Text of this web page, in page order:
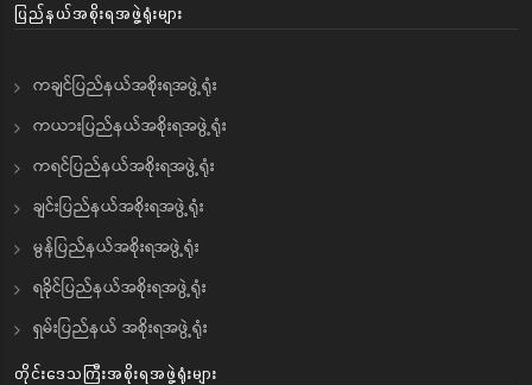
ပြည်နယ်အစိုးရအဖွဲ့ရုံးများ
ကချင်ပြည်နယ်အစိုးရအဖွဲ့ရုံး
ကယားပြည်နယ်အစိုးရအဖွဲ့ရုံး
ကရင်ပြည်နယ်အစိုးရအဖွဲ့ရုံး
ချင်းပြည်နယ်အစိုးရအဖွဲ့ရုံး
မွန်ပြည်နယ်အစိုးရအဖွဲ့ရုံး
ရခိုင်ပြည်နယ်အစိုးရအဖွဲ့ရုံး
ရှမ်းပြည်နယ် အစိုးရအဖွဲ့ရုံး
တိုင်းဒေသကြီးအစိုးရအဖွဲ့ရုံးများ